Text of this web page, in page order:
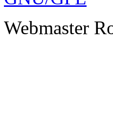
Webmaster